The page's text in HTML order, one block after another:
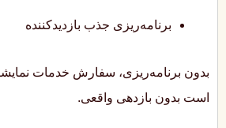
برنامه‌ریزی جذب بازدیدکننده
بدون برنامه‌ریزی، سفارش خدمات
است بدون بازدهی واقعی.